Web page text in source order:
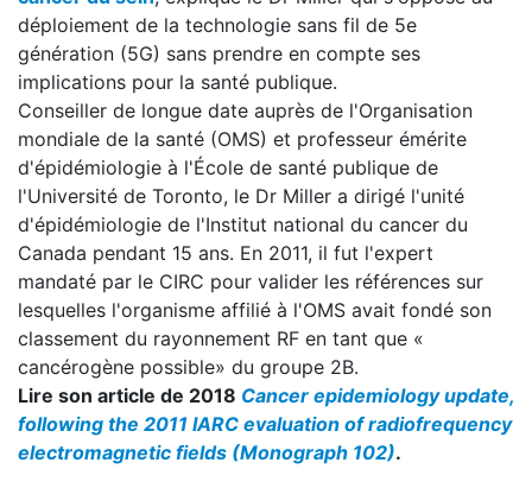
déploiement de la technologie sans fil de 5e
génération (5G) sans prendre en compte ses
implications pour la santé publique.
Conseiller de longue date auprès de l'Organisation
mondiale de la santé (OMS) et professeur émérite
d'épidémiologie à l'École de santé publique de
l'Université de Toronto, le Dr Miller a dirigé l'unité
d'épidémiologie de l'Institut national du cancer du
Canada pendant 15 ans. En 2011, il fut l'expert
mandaté par le CIRC pour valider les références sur
lesquelles l'organisme affilié à l'OMS avait fondé son
classement du rayonnement RF en tant que «
cancérogène possible» du groupe 2B.
Lire son article de 2018 Cancer epidemiology update,
following the 2011 IARC evaluation of radiofrequency
electromagnetic fields (Monograph 102).